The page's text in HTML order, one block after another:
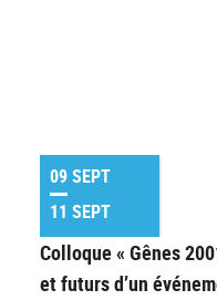
09 SEPT
11 SEPT
Colloque « Gênes
et futurs d’un